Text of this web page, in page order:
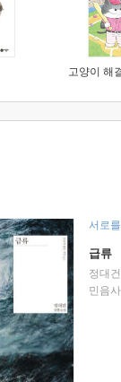
고양이 해
서로
급류
정대
민음사